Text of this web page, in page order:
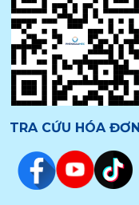
TRA CỨU HÓA ĐƠN